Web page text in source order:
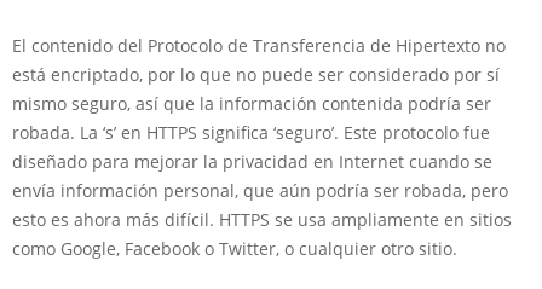
El contenido del Protocolo de Transferencia de Hipertexto no
está encriptado, por lo que no puede ser considerado por sí
mismo seguro, así que la información contenida podría ser
robada. La ‘s’ en HTTPS significa ‘seguro’. Este protocolo fue
diseñado para mejorar la privacidad en Internet cuando se
envía información personal, que aún podría ser robada, pero
esto es ahora más difícil. HTTPS se usa ampliamente en sitios
como Google, Facebook o Twitter, o cualquier otro sitio.